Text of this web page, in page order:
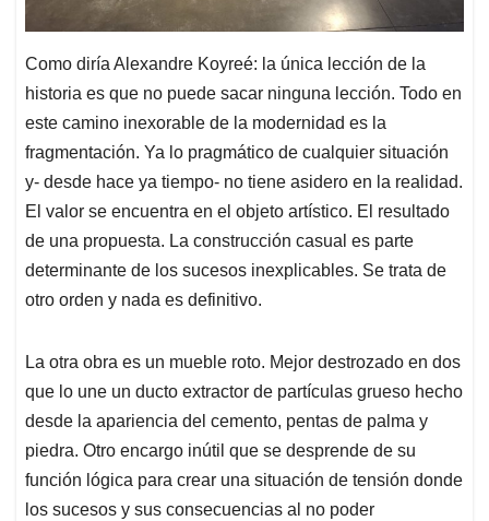
Como diría Alexandre Koyreé: la única lección de la
historia es que no puede sacar ninguna lección. Todo en
este camino inexorable de la modernidad es la
fragmentación. Ya lo pragmático de cualquier situación
y- desde hace ya tiempo- no tiene asidero en la realidad.
El valor se encuentra en el objeto artístico. El resultado
de una propuesta. La construcción casual es parte
determinante de los sucesos inexplicables. Se trata de
otro orden y nada es definitivo.
La otra obra es un mueble roto. Mejor destrozado en dos
que lo une un ducto extractor de partículas grueso hecho
desde la apariencia del cemento, pentas de palma y
piedra. Otro encargo inútil que se desprende de su
función lógica para crear una situación de tensión donde
los sucesos y sus consecuencias al no poder